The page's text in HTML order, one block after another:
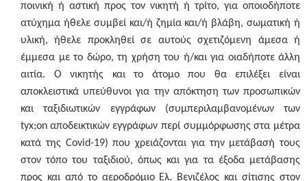
ποινική ή αστική προς τον νικητή ή τρίτο, για οποιοδήποτε
ατύχημα ήθελε συμβεί και/ή ζημία και/ή βλάβη, σωματική ή
υλική, ήθελε προκληθεί σε αυτούς σχετιζόμενη άμεσα ή
έμμεσα με το δώρο, τη χρήση του ή/και για οιαδήποτε άλλη
αιτία. Ο νικητής και το άτομο που θα επιλέξει είναι
αποκλειστικά υπεύθυνοι για την απόκτηση των προσωπικών
και ταξιδιωτικών εγγράφων (συμπεριλαμβανομένων των
tyx;on αποδεικτικών εγγράφων περί συμμόρφωσης στα μέτρα
κατά της Covid-19) που χρειάζονται για την μετάβασή τους
στον τόπο του ταξιδιού, όπως και για τα έξοδα μετάβασης
προς και από το αεροδρόμιο Ελ. Βενιζέλος και σίτισης στον